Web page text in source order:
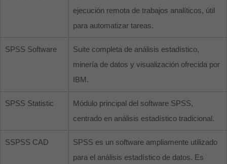
ejecución remota de trabajos analíticos, útil
para automatizar tareas.
SPSS Software
Suite completa de análisis estadístico,
minería de datos y visualización ofrecida por
IBM.
SPSS Statistic
Módulo principal del software SPSS,
centrado en análisis estadístico tradicional.
SSPSS CAD
SPSS es un software ampliamente utilizado
para el análisis estadístico de datos. Es